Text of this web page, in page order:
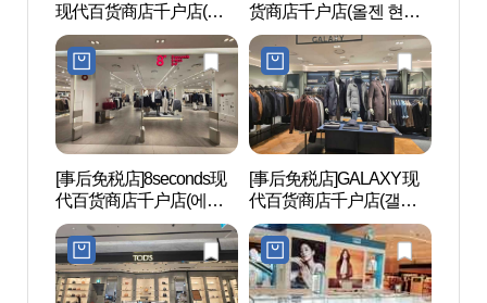
现代百货商店千户店(골
든듀 현대백화점 천호점)
货商店千户店(올젠 현대
백화점 천호점)
[事后免税店]8seconds现
代百货商店千户店(에잇
세컨즈 현대백화점 천호
점)
[事后免税店]GALAXY现
代百货商店千户店(갤럭
시 현대백화점 천호점)